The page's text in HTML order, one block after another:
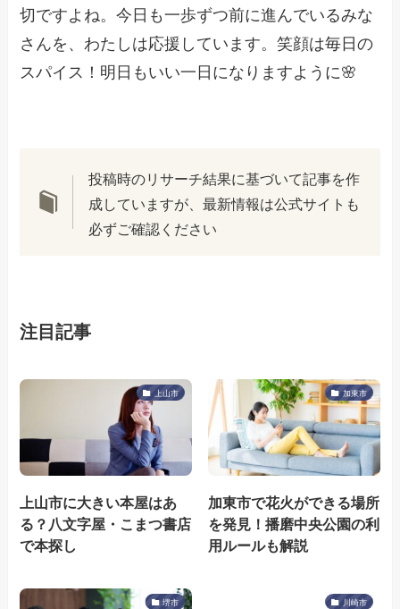
切ですよね。今日も一歩ずつ前に進んでいるみな
さんを、わたしは応援しています。笑顔は毎日の
スパイス！明日もいい一日になりますように🌸
投稿時のリサーチ結果に基づいて記事を作
成していますが、最新情報は公式サイトも
必ずご確認ください
注目記事
上山市
上山市に大きい本屋はあ
る？八文字屋・こまつ書店
で本探し
加東市
加東市で花火ができる場所
を発見！播磨中央公園の利
用ルールも解説
堺市 川崎市